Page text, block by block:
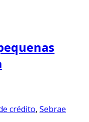
crédito, Sebrae